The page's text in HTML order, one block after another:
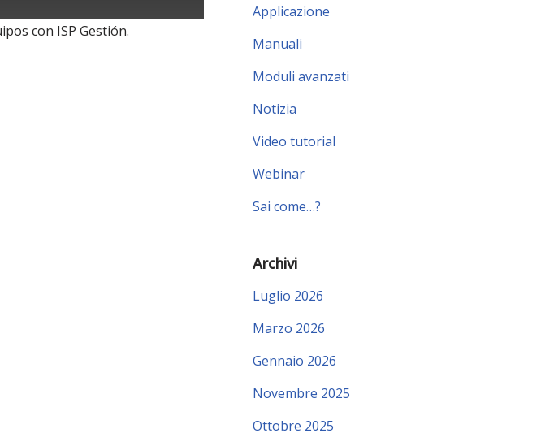
con ISP Gestión.
Applicazione
Manuali
Moduli avanzati
Notizia
Video tutorial
Webinar
Sai come…?
Archivi
Luglio 2026
Marzo 2026
Gennaio 2026
Novembre 2025
Ottobre 2025